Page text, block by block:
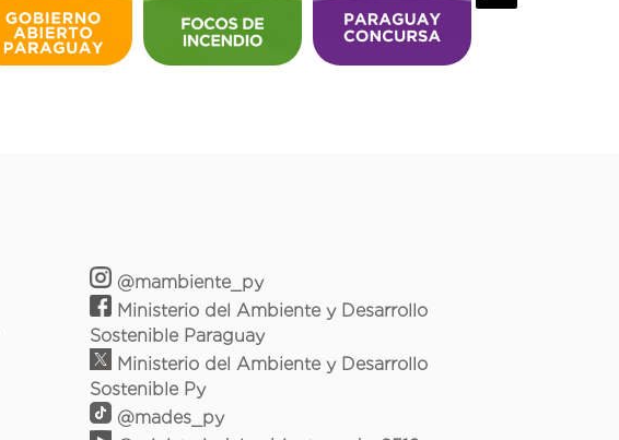
@mambiente_py
Ministerio del Ambiente y Desarrollo
Sostenible Paraguay
Ministerio del Ambiente y Desarrollo
Sostenible Py
@mades_py